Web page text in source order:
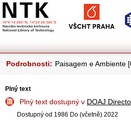
Podrobnosti: Paisagem e Ambiente
Plný text
Plný text dostupný v DOAJ
Dostupný od 1986 Do (včetně) 2022